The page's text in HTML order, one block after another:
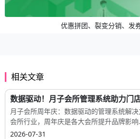
优惠拼团、裂变分销、发
相关文章
数据驱动！月子会所管理系统助力门
月子会所周年庆：数据驱动的管理系统解
会所行业，周年庆是各大会所提升品牌影响
2026-07-31